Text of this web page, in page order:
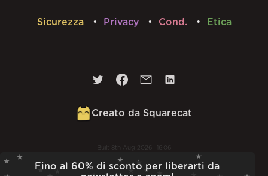
Fino al 60% di sconto per liberarti da
Sicurezza Privacy Cond. Etica
Creato da Squarecat
Built 8th Aug 2026 · 16:06
v1.56.0